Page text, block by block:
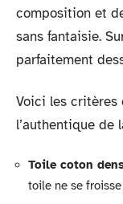
composition et
sans fantaisie.
parfaitement
Voici les critères
l’authentique de
Toile coton
toile ne se